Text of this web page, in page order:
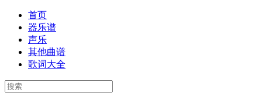
首页
器乐谱
声乐
其他曲谱
歌词大全